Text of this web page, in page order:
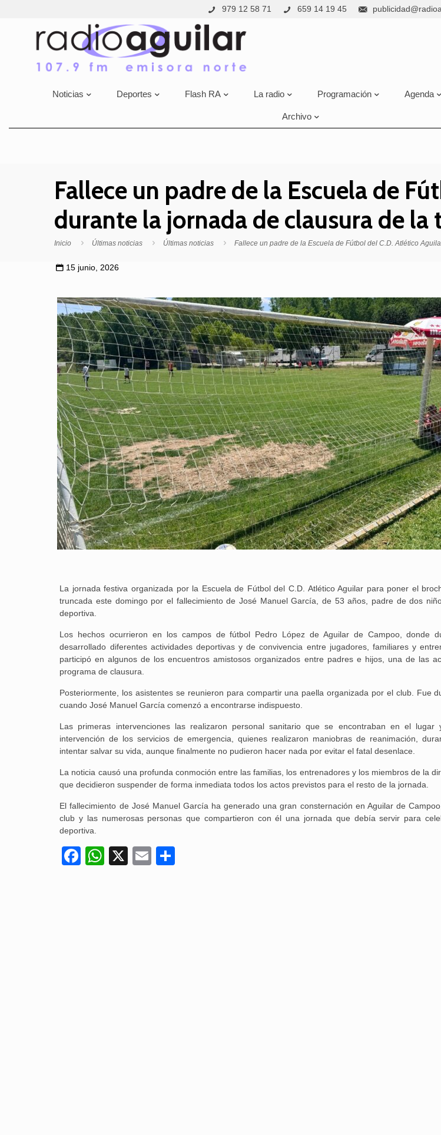
979 12 58 71 659 14 19 45
Noticias Deportes Flash RA La radio Programación Agenda
Archivo
Fallece un padre de la Escuela de
durante la jornada de clausura de la
Inicio Últimas noticias Últimas noticias Fallece un padre de la Escuela de Fútbol del C.D. Atlético
15 junio, 2026
La jornada festiva organizada por la Escuela de Fútbol del C.D. Atlético Aguilar para poner el
truncada este domingo por el fallecimiento de José Manuel García, de 53 años, padre de dos
deportiva.
Los hechos ocurrieron en los campos de fútbol Pedro López de Aguilar de Campoo, donde
desarrollado diferentes actividades deportivas y de convivencia entre jugadores, familiares y
participó en algunos de los encuentros amistosos organizados entre padres e hijos, una de las
programa de clausura.
Posteriormente, los asistentes se reunieron para compartir una paella organizada por el club. Fue
cuando José Manuel García comenzó a encontrarse indispuesto.
Las primeras intervenciones las realizaron personal sanitario que se encontraban en el
intervención de los servicios de emergencia, quienes realizaron maniobras de reanimación,
intentar salvar su vida, aunque finalmente no pudieron hacer nada por evitar el fatal desenlace.
La noticia causó una profunda conmoción entre las familias, los entrenadores y los miembros de la
que decidieron suspender de forma inmediata todos los actos previstos para el resto de la jornada.
El fallecimiento de José Manuel García ha generado una gran consternación en Aguilar de
club y las numerosas personas que compartieron con él una jornada que debía servir para
deportiva.
Facebook
WhatsApp
X Email